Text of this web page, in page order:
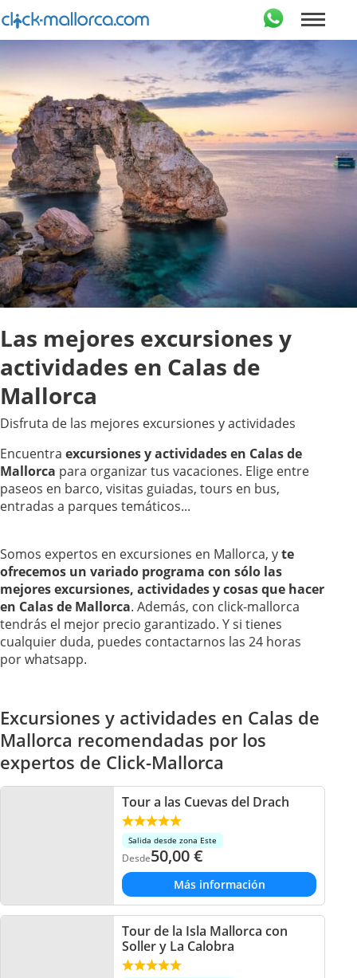
Las mejores excursiones y
actividades en Calas de
Mallorca
Disfruta de las mejores excursiones y actividades
Encuentra excursiones y actividades en Calas de
Mallorca para organizar tus vacaciones. Elige entre
paseos en barco, visitas guiadas, tours en bus,
entradas a parques temáticos...
Somos expertos en excursiones en Mallorca, yte
ofrecemos un variado programa con sólo las
mejores excursiones, actividades y cosas que hacer
en Calas de Mallorca. Además, con click-mallorca
tendrás el mejor precio garantizado. Y si tienes
cualquier duda, puedes contactarnos las 24 horas
por whatsapp.
Excursiones y actividades en Calas de
Mallorca recomendadas por los
expertos de Click-Mallorca
Tour a las Cuevas del Drach
Salida desde zona Este
Desde50,00€
Más información
Tour de la Isla Mallorca con
Soller y La Calobra